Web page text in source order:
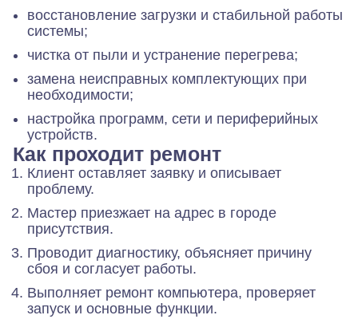
восстановление загрузки и стабильной работы
системы;
чистка от пыли и устранение перегрева;
замена неисправных комплектующих при
необходимости;
настройка программ, сети и периферийных
устройств.
Как проходит ремонт
Клиент оставляет заявку и описывает
проблему.
Мастер приезжает на адрес в городе
присутствия.
Проводит диагностику, объясняет причину
сбоя и согласует работы.
Выполняет ремонт компьютера, проверяет
запуск и основные функции.